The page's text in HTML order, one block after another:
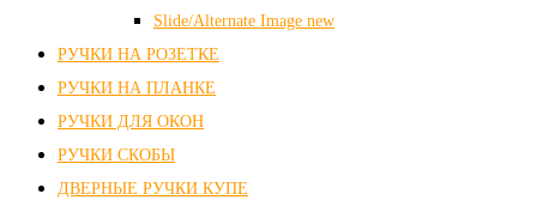
Slide/Alternate Image new
РУЧКИ НА РОЗЕТКЕ
РУЧКИ НА ПЛАНКЕ
РУЧКИ ДЛЯ ОКОН
РУЧКИ СКОБЫ
ДВЕРНЫЕ РУЧКИ КУПЕ